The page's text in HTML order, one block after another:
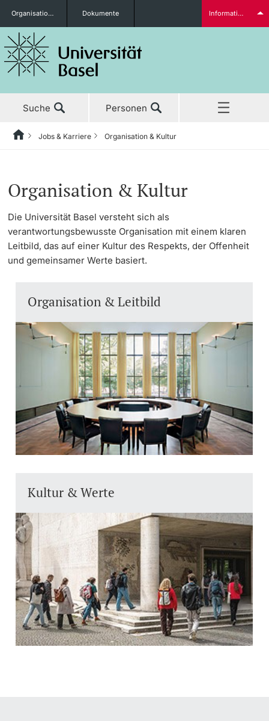
Studieninteressierte
weitere Informationen
Doktorierende
weitere Informationen
Fördernde & Alumni
Dozierende
weitere Informationen
Organisationseinheiten Dokumente Informationen für...
Suche Personen
Studium
Forschung
Lehre
Weiterbildung
Universität
Home Jobs & Karriere Organisation & Kultur
Organisation & Kultur
Die Universität Basel versteht sich als
verantwortungsbewusste Organisation mit einem klaren
Leitbild, das auf einer Kultur des Respekts, der Offenheit
und gemeinsamer Werte basiert.
Organisation & Leitbild
Kultur & Werte